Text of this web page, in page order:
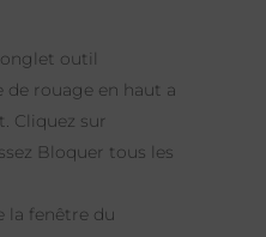
outil
rouage en haut a
Cliquez sur
Bloquer tous les
la fenêtre du